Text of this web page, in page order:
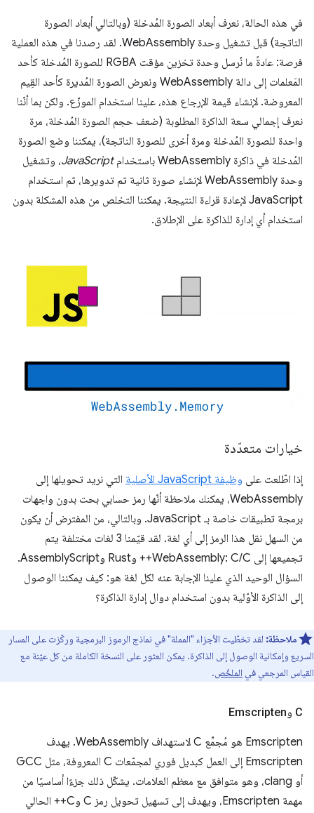
في هذه الحالة، نعرف أبعاد الصورة المُدخلة (وبالتالي أبعاد الصورة
الناتجة) قبل تشغيل وحدة WebAssembly. لقد رصدنا في هذه العملية
فرصة: عادةً ما نُرسل وحدة تخزين مؤقت RGBA للصورة المُدخلة كأحد
المَعلمات إلى دالة WebAssembly ونعرض الصورة المُديرة كأحد القِيم
المعروضة. لإنشاء قيمة الإرجاع هذه، علينا استخدام الموزّع. ولكن بما أنّنا
نعرف إجمالي سعة الذاكرة المطلوبة (ضعف حجم الصورة المُدخلة، مرة
واحدة للصورة المُدخلة ومرة أخرى للصورة الناتجة)، يمكننا وضع الصورة
المُدخلة في ذاكرة WebAssembly باستخدام
JavaScript، وتشغيل
وحدة WebAssembly لإنشاء صورة ثانية تم تدويرها، ثم استخدام
JavaScript لإعادة قراءة النتيجة. يمكننا التخلص من هذه المشكلة بدون
استخدام أي إدارة للذاكرة على الإطلاق.
خيارات متعدّدة
إذا اطّلعت على وظيفة JavaScript الأصلية
التي نريد تحويلها إلى
WebAssembly، يمكنك ملاحظة أنّها رمز حسابي بحت بدون واجهات
برمجة تطبيقات خاصة بـ JavaScript. وبالتالي، من المفترض أن يكون
من السهل نقل هذا الرمز إلى أي لغة. لقد قيّمنا 3 لغات مختلفة يتم
تجميعها إلى WebAssembly: C/C++ وRust وAssemblyScript.
السؤال الوحيد الذي علينا الإجابة عنه لكل لغة هو: كيف يمكننا الوصول
إلى الذاكرة الأوّلية بدون استخدام دوال إدارة الذاكرة؟
ملاحظة: لقد تخطّيت الأجزاء "المملة" في نماذج الرموز البرمجية وركّزت على المسار
السريع وإمكانية الوصول إلى الذاكرة. يمكن العثور على النسخة الكاملة من كل عيّنة مع
القياس المرجعي في الملخّص.
C وEmscripten
Emscripten هو مُجمِّع C لاستهداف WebAssembly. يهدف
Emscripten إلى العمل كبديل فوري لمجمّعات C المعروفة، مثل GCC
أو clang، وهو متوافق مع معظم العلامات. يشكّل ذلك جزءًا أساسيًا من
مهمة Emscripten، ويهدف إلى تسهيل تحويل رمز C وC++ الحالي